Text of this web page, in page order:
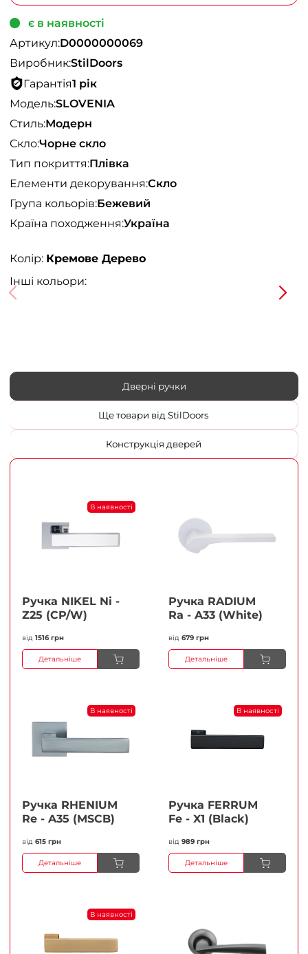
є в наявності
Артикул:D0000000069
Виробник:StilDoors
Гарантія1 рік
Модель:SLOVENIA
Стиль:Модерн
Скло:Чорне скло
Тип покриття:Плівка
Елементи декорування:Скло
Група кольорів:Бежевий
Країна походження:Україна
Колір: Кремове Дерево
Інші кольори:
Дверні ручки
Ще товари від StilDoors
Конструкція дверей
В наявності
Ручка NIKEL Ni -
Z25 (CP/W)
від 1516 грн
Детальніше
Ручка RADIUM
Ra - A33 (White)
від 679 грн
Детальніше
В наявності
Ручка RHENIUM
Re - A35 (MSCB)
від 615 грн
Детальніше
В наявності
Ручка FERRUМ
Fe - X1 (Black)
від 989 грн
Детальніше
В наявності